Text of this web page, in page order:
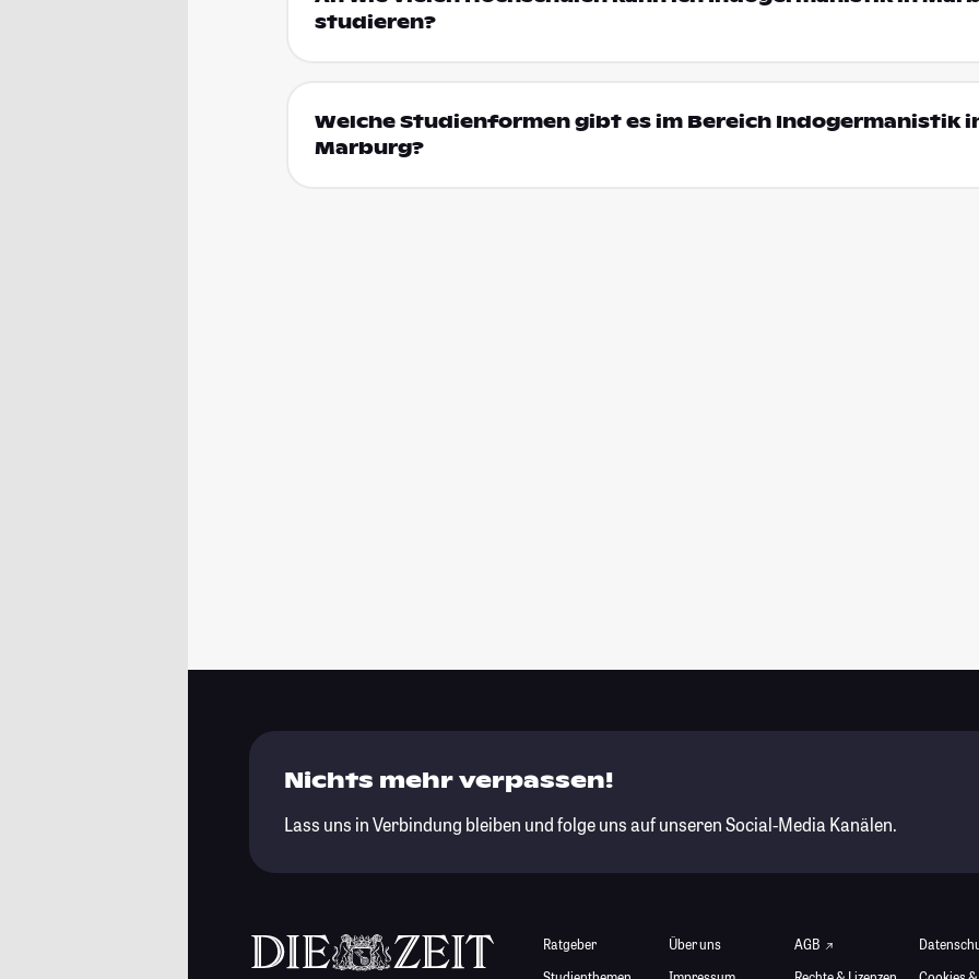
studieren?
Welche Studienformen gibt es im Bereich Indogermanistik
Marburg?
Nichts mehr verpassen!
Lass uns in Verbindung bleiben und folge uns auf unseren Social-Media Kanälen.
Ratgeber
Über uns
AGB